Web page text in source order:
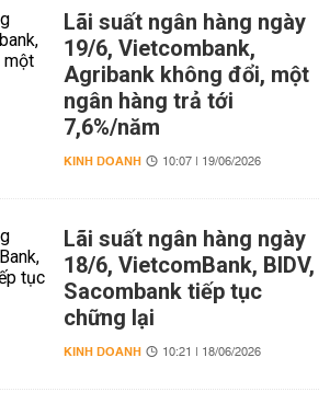
Lãi suất ngân hàng ngày
19/6, Vietcombank,
Agribank không đổi, một
ngân hàng trả tới
7,6%/năm
KINH DOANH 10:07 | 19/06/2026
Lãi suất ngân hàng ngày
18/6, VietcomBank, BIDV,
Sacombank tiếp tục
chững lại
KINH DOANH 10:21 | 18/06/2026